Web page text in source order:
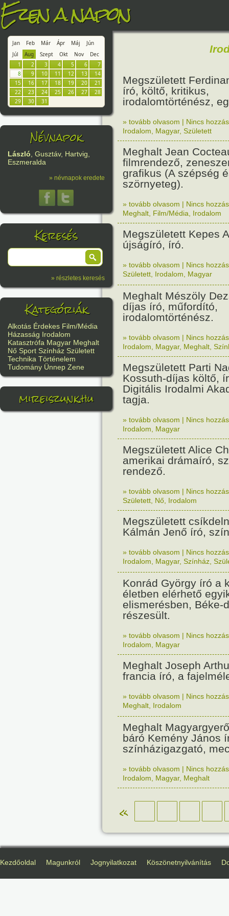
Ezen a napon
Jan Feb Már Ápr Máj
Jún
Júl
Aug Szept Okt Nov
Dec
1
2 3 4 5 6
7
8
9 10 11 12 13
14
15
16 17 18 19 20
21
22
23 24 25 26 27
28
29
30 31
Névnapok
László, Gusztáv, Hartvig,
Eszmeralda
» névnapok eredete
Keresés
» részletes keresés
Kategóriák
Alkotás Érdekes Film/Média
Házasság Irodalom
Katasztrófa Magyar Meghalt
Nő Sport Színház Született
Technika Történelem
Tudomány Ünnep Zene
mireiszunk.hu
Megszületett
író, költő, kritikus,
irodalomtörténész,
» tovább olvasom | Nincs
Irodalom
Magyar, Született
Meghalt Jean
filmrendező,
grafikus (A szépség
szörnyeteg).
» tovább olvasom | Nincs
Meghalt Film/Média Irodalom
Megszületett Kepes
újságíró, író.
» tovább olvasom | Nincs
Született Irodalom Magyar
Meghalt Mészöly
díjas író, műfordító,
irodalomtörténész.
» tovább olvasom | Nincs
Irodalom
Magyar, Meghalt
Megszületett Parti
Kossuth-díjas költő,
Digitális Irodalmi
tagja.
» tovább olvasom | Nincs
Irodalom
Magyar
Megszületett Alice
amerikai drámaíró,
rendező.
» tovább olvasom | Nincs
Született Nő Irodalom
Megszületett
Kálmán Jenő író,
» tovább olvasom | Nincs
Irodalom
Magyar, Színház
Konrád György író a
életben elérhető
elismerésben, Béke-
részesült.
» tovább olvasom | Nincs
Irodalom
Magyar
Meghalt Joseph
francia író, a
» tovább olvasom | Nincs
Meghalt Irodalom
Meghalt
báró Kemény János
színházigazgató,
» tovább olvasom | Nincs
Irodalom
Magyar, Meghalt
«
Kezdőoldal Magunkról Jognyilatkozat Köszönetnyilvánítás